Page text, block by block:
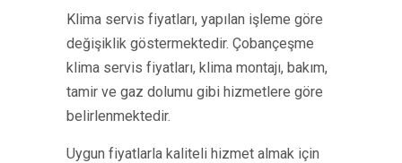
Klima servis fiyatları, yapılan işleme göre
değişiklik göstermektedir. Çobançeşme
klima servis fiyatları, klima montajı, bakım,
tamir ve gaz dolumu gibi hizmetlere göre
belirlenmektedir.
Uygun fiyatlarla kaliteli hizmet almak için